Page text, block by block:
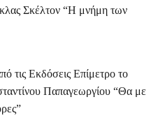
Σκέλτον “Η μνήμη των
τις Εκδόσεις Επίμετρο το
Παπαγεωργίου “Θα με